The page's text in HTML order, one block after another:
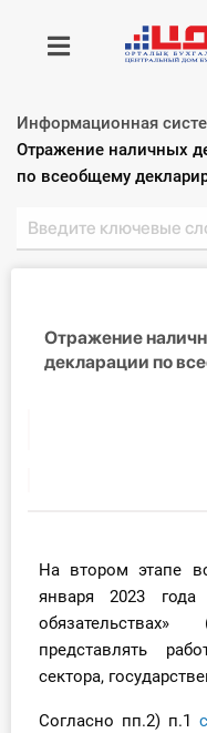
Получить
Главная ИС
Консультации
Вебинары
Справочник
Информационная
Текущий:
Отражение наличных
по всеобщему
Отражение
декларации по
На втором этапе
января 2023
обязательствах»
представлять
сектора,
Согласно пп.2) п.1